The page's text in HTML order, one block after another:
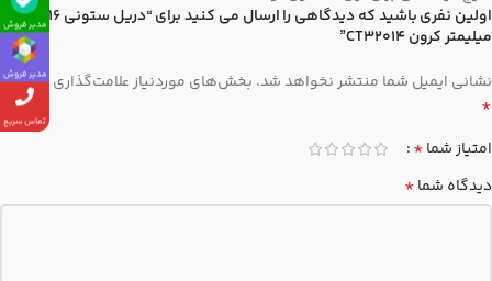
اولین نفری باشید که دیدگاهی را ارسال می کنید برای “دریل ستونی 16
میلیمتر کرون CT32014”
نشانی ایمیل شما منتشر نخواهد شد. بخش‌های موردنیاز علامت‌گذاری شده‌اند
*
امتیاز شما*
دیدگاه شما*
مدیر فروش
مدیر فروش
تماس سریع